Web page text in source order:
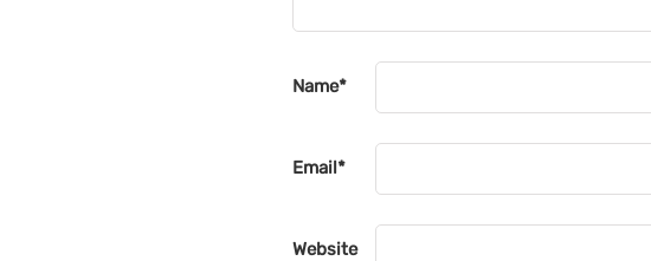
Name*
Email*
Website